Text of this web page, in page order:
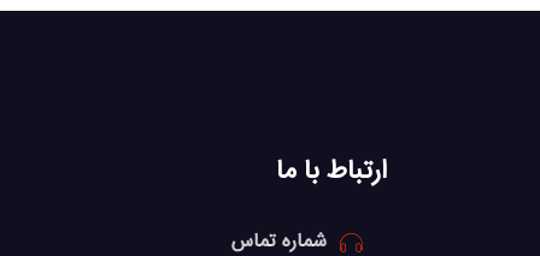
ارتباط با ما
شماره تماس